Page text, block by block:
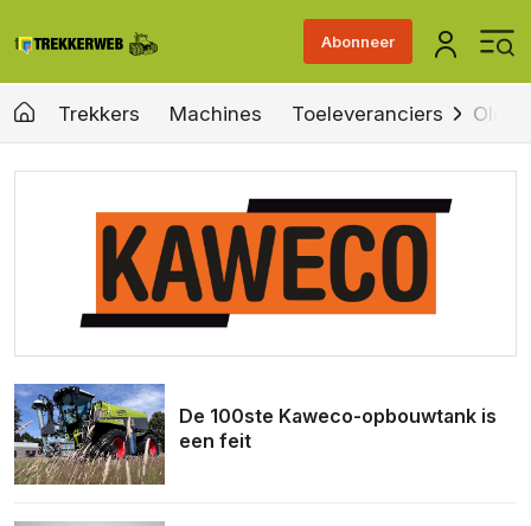
Abonneer
Trekkers Machines Toeleveranciers Old &
De 100ste Kaweco-opbouwtank is
een feit